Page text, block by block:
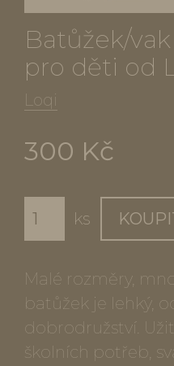
Batůžek/
pro děti od
Loqi
300 Kč
ks
Malé rozměry,
batůžek je lehký,
dobrodružství.
školních potřeb,